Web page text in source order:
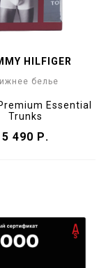
HILFIGER
белье
Essential
Trunks
5 490 Р.